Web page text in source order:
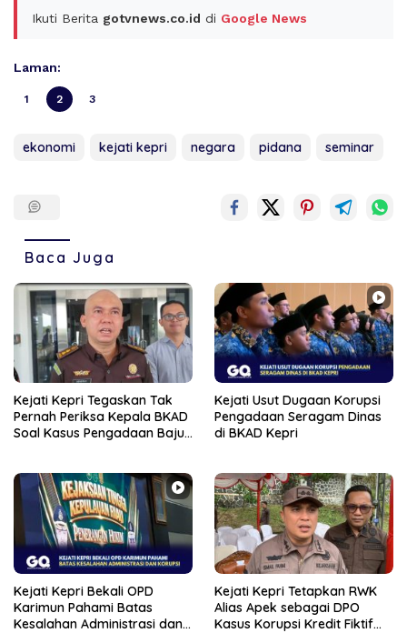
Ikuti Berita gotvnews.co.id di Google News
Laman:
1 2 3
ekonomi kejati kepri negara pidana seminar
Baca Juga
Kejati Kepri Tegaskan Tak
Pernah Periksa Kepala BKAD
Soal Kasus Pengadaan Baju
Kejati Usut Dugaan Korupsi
Pengadaan Seragam Dinas
di BKAD Kepri
Kejati Kepri Bekali OPD
Karimun Pahami Batas
Kesalahan Administrasi dan
Kejati Kepri Tetapkan RWK
Alias Apek sebagai DPO
Kasus Korupsi Kredit Fiktif